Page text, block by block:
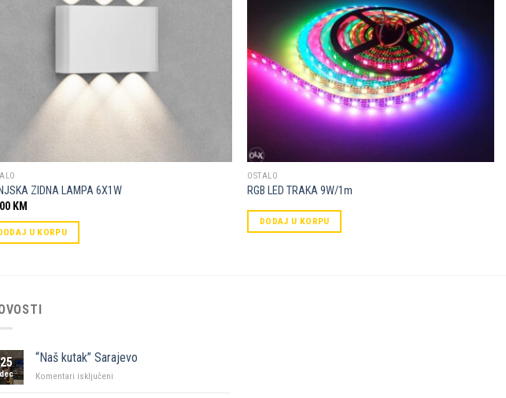
ZIDNA LAMPA 6X1W
KM
U KORPU
OSTALO
RGB LED TRAKA 9W/1m
DODAJ U KORPU
25
dec
“Naš kutak” Sarajevo
Komentari isključeni